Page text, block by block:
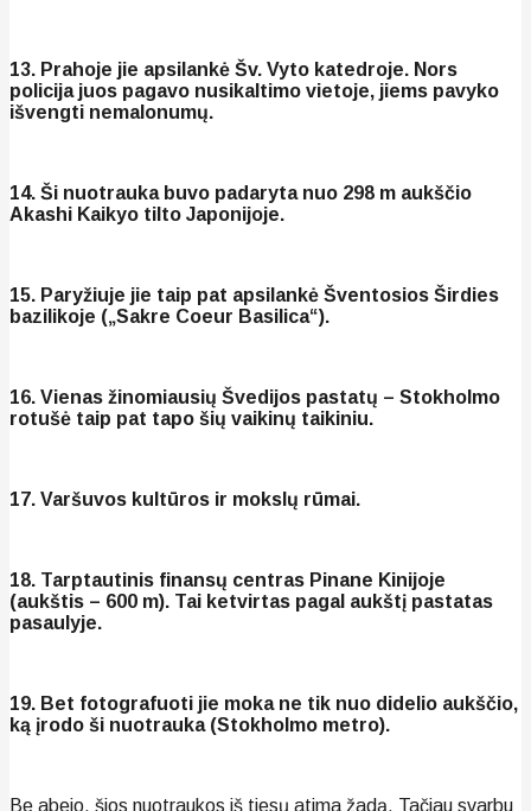
13. Prahoje jie apsilankė Šv. Vyto katedroje. Nors
policija juos pagavo nusikaltimo vietoje, jiems pavyko
išvengti nemalonumų.
14. Ši nuotrauka buvo padaryta nuo 298 m aukščio
Akashi Kaikyo tilto Japonijoje.
15. Paryžiuje jie taip pat apsilankė Šventosios Širdies
bazilikoje („Sakre Coeur Basilica“).
16. Vienas žinomiausių Švedijos pastatų – Stokholmo
rotušė taip pat tapo šių vaikinų taikiniu.
17. Varšuvos kultūros ir mokslų rūmai.
18. Tarptautinis finansų centras Pinane Kinijoje
(aukštis – 600 m). Tai ketvirtas pagal aukštį pastatas
pasaulyje.
19. Bet fotografuoti jie moka ne tik nuo didelio aukščio,
ką įrodo ši nuotrauka (Stokholmo metro).
Be abejo, šios nuotraukos iš tiesų atima žadą. Tačiau svarbu